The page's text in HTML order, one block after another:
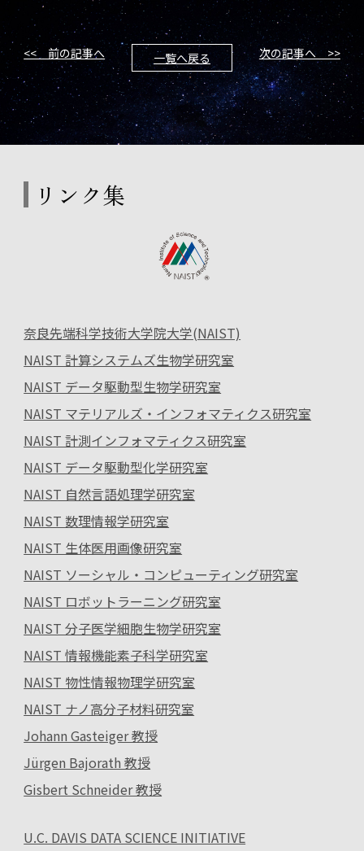
<< 前の記事へ 一覧へ戻る 次の記事へ >>
リンク集
奈良先端科学技術大学院大学(NAIST)
NAIST 計算システムズ生物学研究室
NAIST データ駆動型生物学研究室
NAIST マテリアルズ・インフォマティクス研究室
NAIST 計測インフォマティクス研究室
NAIST データ駆動型化学研究室
NAIST 自然言語処理学研究室
NAIST 数理情報学研究室
NAIST 生体医用画像研究室
NAIST ソーシャル・コンピューティング研究室
NAIST ロボットラーニング研究室
NAIST 分子医学細胞生物学研究室
NAIST 情報機能素子科学研究室
NAIST 物性情報物理学研究室
NAIST ナノ高分子材料研究室
Johann Gasteiger 教授
Jürgen Bajorath 教授
Gisbert Schneider 教授
U.C. DAVIS DATA SCIENCE INITIATIVE